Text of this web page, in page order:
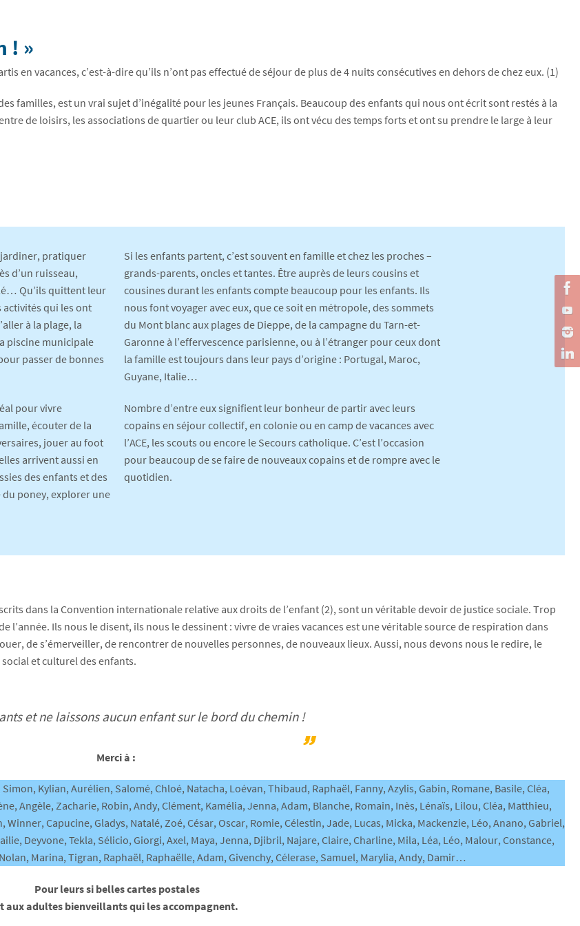
! »
en vacances, c’est-à-dire qu’ils n’ont pas effectué de séjour de plus de 4 nuits consécutives en dehors de chez eux. (1)
familles, est un vrai sujet d’inégalité pour les jeunes Français. Beaucoup des enfants qui nous ont écrit sont restés à la
de loisirs, les associations de quartier ou leur club ACE, ils ont vécu des temps forts et ont su prendre le large à leur
pratiquer
d’un ruisseau,
Qu’ils quittent leur
qui les ont
à la plage, la
piscine municipale
passer de bonnes
pour vivre
écouter de la
jouer au foot
arrivent aussi en
des enfants et des
poney, explorer une
Si les enfants partent, c’est souvent en famille et chez les proches –
grands-parents, oncles et tantes. Être auprès de leurs cousins et
cousines durant les enfants compte beaucoup pour les enfants. Ils
nous font voyager avec eux, que ce soit en métropole, des sommets
du Mont blanc aux plages de Dieppe, de la campagne du Tarn-et-
Garonne à l’effervescence parisienne, ou à l’étranger pour ceux dont
la famille est toujours dans leur pays d’origine : Portugal, Maroc,
Guyane, Italie…
Nombre d’entre eux signifient leur bonheur de partir avec leurs
copains en séjour collectif, en colonie ou en camp de vacances avec
l’ACE, les scouts ou encore le Secours catholique. C’est l’occasion
pour beaucoup de se faire de nouveaux copains et de rompre avec le
quotidien.
dans la Convention internationale relative aux droits de l’enfant (2), sont un véritable devoir de justice sociale. Trop
l’année. Ils nous le disent, ils nous le dessinent : vivre de vraies vacances est une véritable source de respiration dans
de s’émerveiller, de rencontrer de nouvelles personnes, de nouveaux lieux. Aussi, nous devons nous le redire, le
et culturel des enfants.
et ne laissons aucun enfant sur le bord du chemin !
Merci à :
Kylian, Aurélien, Salomé, Chloé, Natacha, Loévan, Thibaud, Raphaël, Fanny, Azylis, Gabin, Romane, Basile, Cléa,
Angèle, Zacharie, Robin, Andy, Clément, Kamélia, Jenna, Adam, Blanche, Romain, Inès, Lénaïs, Lilou, Cléa, Matthieu,
Capucine, Gladys, Natalé, Zoé, César, Oscar, Romie, Célestin, Jade, Lucas, Micka, Mackenzie, Léo, Anano, Gabriel,
Deyvone, Tekla, Sélicio, Giorgi, Axel, Maya, Jenna, Djibril, Najare, Claire, Charline, Mila, Léa, Léo, Malour, Constance,
Marina, Tigran, Raphaël, Raphaëlle, Adam, Givenchy, Célerase, Samuel, Marylia, Andy, Damir…
Pour leurs si belles cartes postales
aux adultes bienveillants qui les accompagnent.